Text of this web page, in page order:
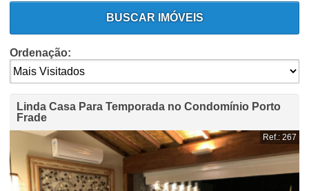
BUSCAR IMÓVEIS
Ordenação:
Linda Casa Para Temporada no Condomínio Porto
Frade
Ref.: 267